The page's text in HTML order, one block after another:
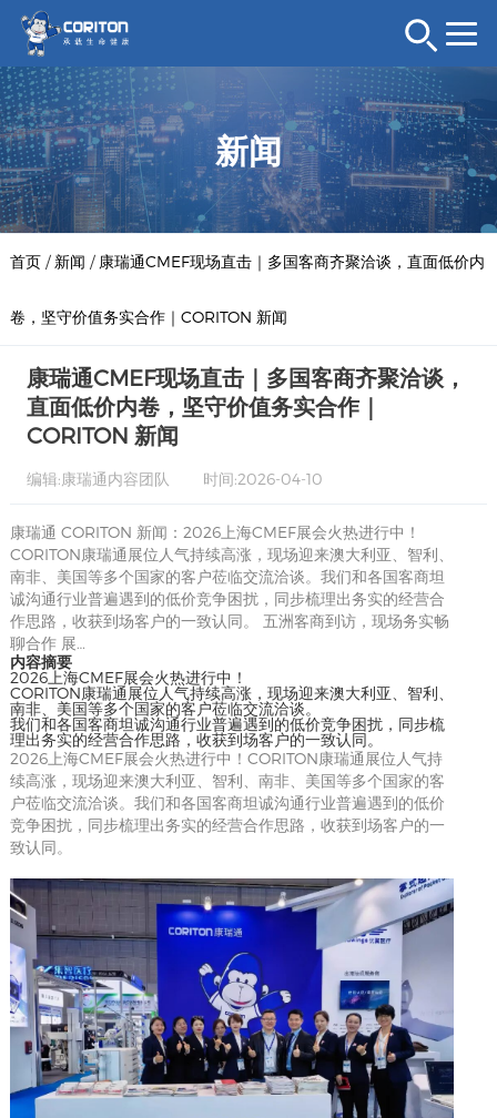
新闻
首页/ 新闻 / 康瑞通CMEF现场直击｜多国客商齐聚洽谈，直面低价内
卷，坚守价值务实合作｜CORITON 新闻
康瑞通CMEF现场直击｜多国客商齐聚洽谈，
直面低价内卷，坚守价值务实合作｜
CORITON 新闻
编辑:康瑞通内容团队 时间:2026-04-10
康瑞通 CORITON 新闻：2026上海CMEF展会火热进行中！
CORITON康瑞通展位人气持续高涨，现场迎来澳大利亚、智利、
南非、美国等多个国家的客户莅临交流洽谈。我们和各国客商坦
诚沟通行业普遍遇到的低价竞争困扰，同步梳理出务实的经营合
作思路，收获到场客户的一致认同。 五洲客商到访，现场务实畅
聊合作 展…
内容摘要
2026上海CMEF展会火热进行中！
CORITON康瑞通展位人气持续高涨，现场迎来澳大利亚、智利、
南非、美国等多个国家的客户莅临交流洽谈。
我们和各国客商坦诚沟通行业普遍遇到的低价竞争困扰，同步梳
理出务实的经营合作思路，收获到场客户的一致认同。
2026上海CMEF展会火热进行中！CORITON康瑞通展位人气持
续高涨，现场迎来澳大利亚、智利、南非、美国等多个国家的客
户莅临交流洽谈。我们和各国客商坦诚沟通行业普遍遇到的低价
竞争困扰，同步梳理出务实的经营合作思路，收获到场客户的一
致认同。